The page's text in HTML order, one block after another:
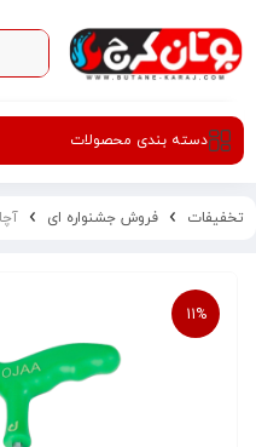
دسته‌ بندی محصولات
تخفیفات فروش جشنواره ای آچار
11%